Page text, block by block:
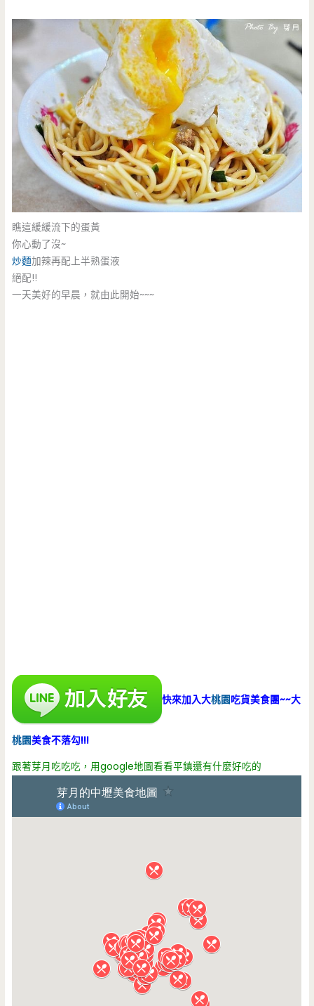
瞧這緩緩流下的蛋黃
你心動了沒~
炒麵加辣再配上半熟蛋液
絕配!!
一天美好的早晨，就由此開始~~~
快來加入大桃園吃貨美食團~~大
桃園美食不落勾!!!
跟著芽月吃吃吃，用google地圖看看平鎮還有什麼好吃的